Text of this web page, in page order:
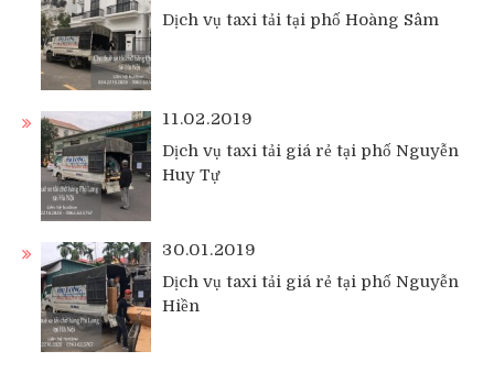
Dịch vụ taxi tải tại phố Hoàng Sâm
11.02.2019
Dịch vụ taxi tải giá rẻ tại phố Nguyễn
Huy Tự
30.01.2019
Dịch vụ taxi tải giá rẻ tại phố Nguyễn
Hiền